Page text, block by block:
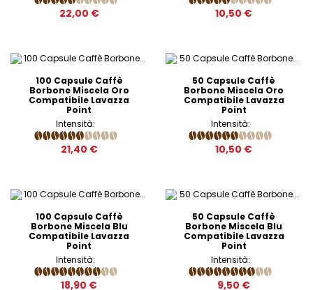
22,00 € 10,50 €
100 Capsule Caffè
Borbone Miscela Oro
Compatibile Lavazza
Point
Intensità:
21,40 €
50 Capsule Caffè
Borbone Miscela Oro
Compatibile Lavazza
Point
Intensità:
10,50 €
100 Capsule Caffè
Borbone Miscela Blu
Compatibile Lavazza
Point
Intensità:
18,90 €
50 Capsule Caffè
Borbone Miscela Blu
Compatibile Lavazza
Point
Intensità:
9,50 €